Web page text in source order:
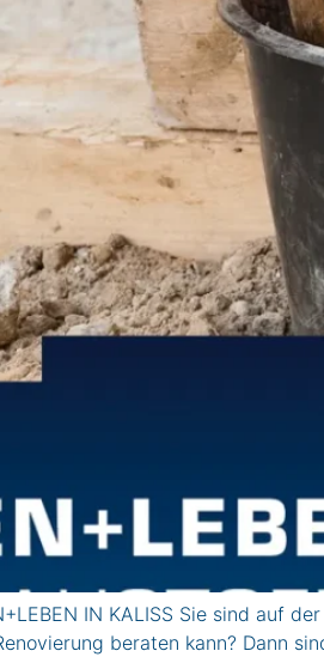
IN KALISS Sie sind auf
beraten kann? Dann